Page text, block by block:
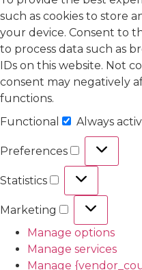
such as cookies to store
your device. Consent to
to process data such as
IDs on this website. Not
consent may negatively
functions.
Functional
Always
Preferences
Statistics
Marketing
Manage options
Manage services
Manage